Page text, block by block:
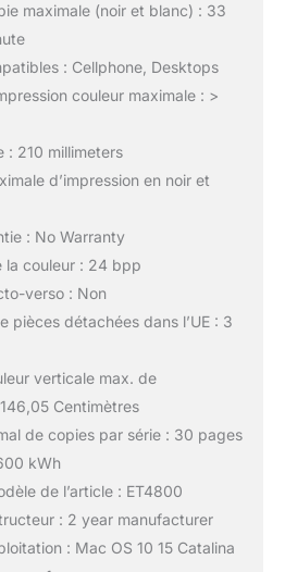
maximale (noir et blanc) : 33
: Cellphone, Desktops
couleur maximale : >
: 210 millimeters
d’impression en noir et
: No Warranty
la couleur : 24 bpp
verso : Non
pièces détachées dans l’UE : 3
verticale max. de
Centimètres
de copies par série : 30 pages
kWh
de l’article : ET4800
: 2 year manufacturer
: Mac OS 10 15 Catalina